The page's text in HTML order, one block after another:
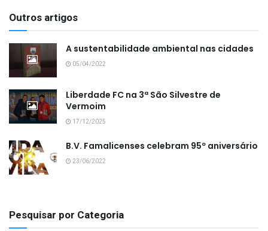
Outros artigos
A sustentabilidade ambiental nas cidades
05/04/2022
Liberdade FC na 3ª São Silvestre de
Vermoim
17/12/2025
B.V. Famalicenses celebram 95º aniversário
23/06/2022
Pesquisar por Categoria